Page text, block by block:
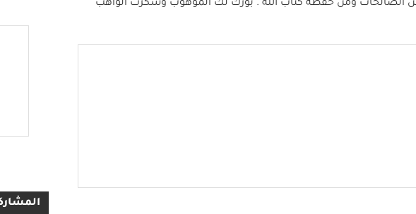
من الصالحات ومن حفظة كتاب الله . بورك لك الموهوب وشكرت الواهب